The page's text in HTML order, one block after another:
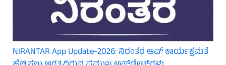
NIRANTAR App Update-2026: ನಿರಂತರ ಆಪ್ ಕಾರ್ಯಕ್ಷಮತೆ